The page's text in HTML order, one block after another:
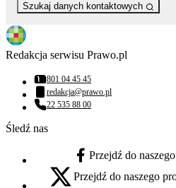
Szukaj danych kontaktowych
Redakcja serwisu Prawo.pl
Numer telefonu:
801 04 45 45
Adres email:
redakcja@prawo.pl
Numer telefonu:
22 535 88 00
Śledź nas
facebook - otwiera się w
Przejdź do
x - otwiera się w nowej karcie
Przejdź do naszego